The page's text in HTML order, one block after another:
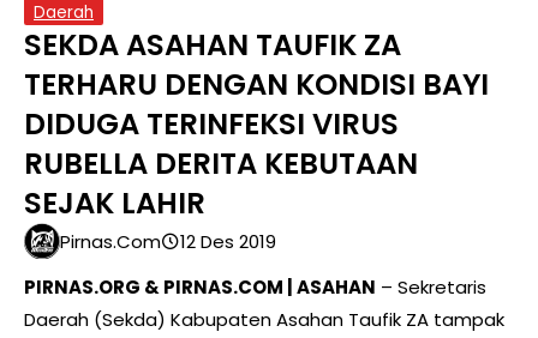
Daerah
SEKDA ASAHAN TAUFIK ZA
TERHARU DENGAN KONDISI BAYI
DIDUGA TERINFEKSI VIRUS
RUBELLA DERITA KEBUTAAN
SEJAK LAHIR
Pirnas.com
12 Des 2019
PIRNAS.ORG & PIRNAS.COM | ASAHAN – Sekretaris
Daerah (Sekda) Kabupaten Asahan Taufik ZA tampak